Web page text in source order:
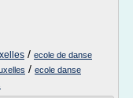
/ ecole de danse
/ ecole danse